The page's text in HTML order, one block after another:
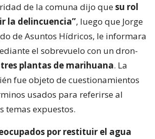
de la comuna dijo quesu rol
la delincuencia”, luego que Jorge
de Asuntos Hídricos, le informara
el sobrevuelo con un dron-
plantas de marihuana. La
fue objeto de cuestionamientos
usados para referirse al
temas expuestos.
por restituir el agua